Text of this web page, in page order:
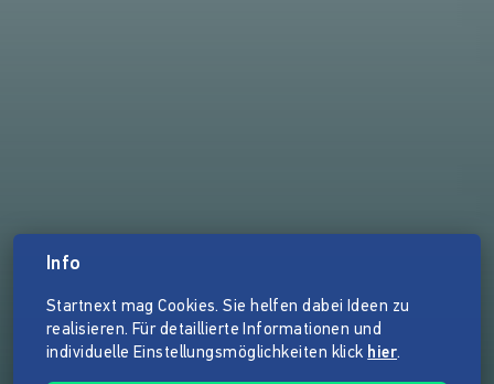
Info
Startnext mag Cookies. Sie helfen dabei Ideen zu
realisieren. Für detaillierte Informationen und
individuelle Einstellungsmöglichkeiten klick hier.